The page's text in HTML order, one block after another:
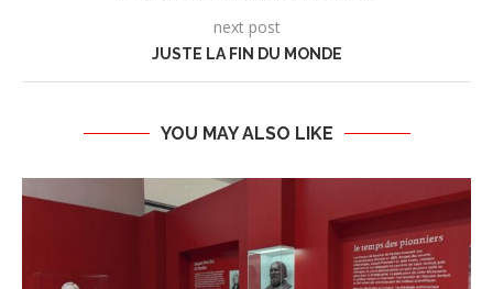
next post
JUSTE LA FIN DU MONDE
YOU MAY ALSO LIKE